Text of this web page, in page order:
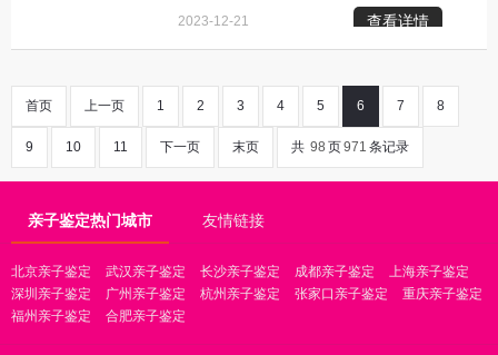
公证等多个场合。 位于广州市越秀区三元
里大道217号民生商业大厦7
格会依据实际操作细节而有所不同。为了
多数三甲医院不提供个人亲子鉴定服务，
因此建议选择经过资质认证的专业机构来
处理此类事宜。 针对个人隐私亲子鉴定，
其价格为2000至2800元，该鉴定不具备
法律效力，仅用于确定是否是亲生关系。
样，所有结果显示仅通知委托人，严格保
障隐私安全。正
2023-12-21 查看详情
首页 上一页 1 2 3 4 5 6 7 8
9 10 11 下一页 末页 共 98 页971 条记录
亲子鉴定热门城市 友情链接
北京亲子鉴定 武汉亲子鉴定 长沙亲子鉴定 成都亲子鉴定
上海亲子鉴定
深圳亲子鉴定
广州亲子鉴定 杭州亲子鉴定 张家口亲子鉴定
重庆亲子鉴定
福州亲子鉴定
合肥亲子鉴定